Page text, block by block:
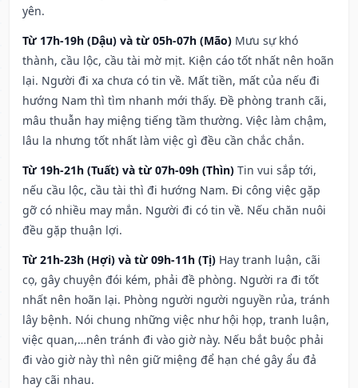
yên.
Từ 17h-19h (Dậu) và từ 05h-07h (Mão) Mưu sự khó
thành, cầu lộc, cầu tài mờ mịt. Kiện cáo tốt nhất nên hoãn
lại. Người đi xa chưa có tin về. Mất tiền, mất của nếu đi
hướng Nam thì tìm nhanh mới thấy. Đề phòng tranh cãi,
mâu thuẫn hay miệng tiếng tầm thường. Việc làm chậm,
lâu la nhưng tốt nhất làm việc gì đều cần chắc chắn.
Từ 19h-21h (Tuất) và từ 07h-09h (Thìn) Tin vui sắp tới,
nếu cầu lộc, cầu tài thì đi hướng Nam. Đi công việc gặp
gỡ có nhiều may mắn. Người đi có tin về. Nếu chăn nuôi
đều gặp thuận lợi.
Từ 21h-23h (Hợi) và từ 09h-11h (Tị) Hay tranh luận, cãi
cọ, gây chuyện đói kém, phải đề phòng. Người ra đi tốt
nhất nên hoãn lại. Phòng người người nguyền rủa, tránh
lây bệnh. Nói chung những việc như hội họp, tranh luận,
việc quan,…nên tránh đi vào giờ này. Nếu bắt buộc phải
đi vào giờ này thì nên giữ miệng để hạn ché gây ẩu đả
hay cãi nhau.